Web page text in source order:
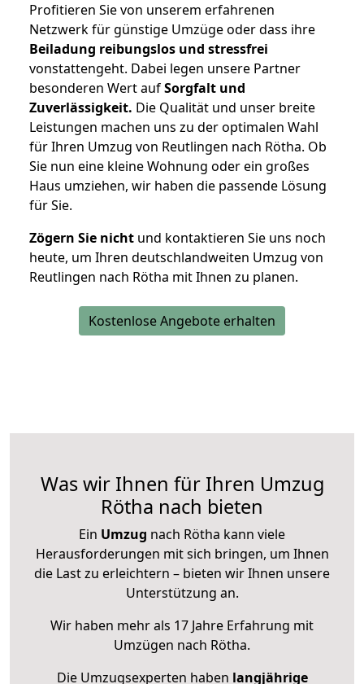
Profitieren Sie von unserem erfahrenen
Netzwerk für günstige Umzüge oder dass ihre
Beiladung reibungslos und stressfrei
vonstattengeht. Dabei legen unsere Partner
besonderen Wert aufSorgfalt und
Zuverlässigkeit. Die Qualität und unser breite
Leistungen machen uns zu der optimalen Wahl
für Ihren Umzug von Reutlingen nach Rötha. Ob
Sie nun eine kleine Wohnung oder ein großes
Haus umziehen, wir haben die passende Lösung
für Sie.
Zögern Sie nicht und kontaktieren Sie uns noch
heute, um Ihren deutschlandweiten Umzug von
Reutlingen nach Rötha mit Ihnen zu planen.
Kostenlose Angebote erhalten
Was wir Ihnen für Ihren Umzug
Rötha nach bieten
Ein Umzug nach Rötha kann viele
Herausforderungen mit sich bringen, um Ihnen
die Last zu erleichtern – bieten wir Ihnen unsere
Unterstützung an.
Wir haben mehr als 17 Jahre Erfahrung mit
Umzügen nach Rötha.
Die Umzugsexperten haben langjährige